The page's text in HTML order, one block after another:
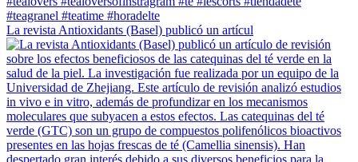
La revista Antioxidants (Basel) publicó un artícul